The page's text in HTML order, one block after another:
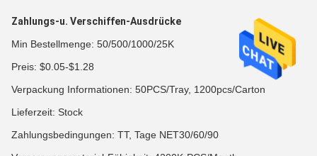
Zahlungs-u. Verschiffen-Ausdrücke
Min Bestellmenge: 50/500/1000/25K
Preis: $0.05-$1.28
Verpackung Informationen: 50PCS/Tray, 1200pcs/Carton
Lieferzeit: Stock
Zahlungsbedingungen: TT, Tage NET30/60/90